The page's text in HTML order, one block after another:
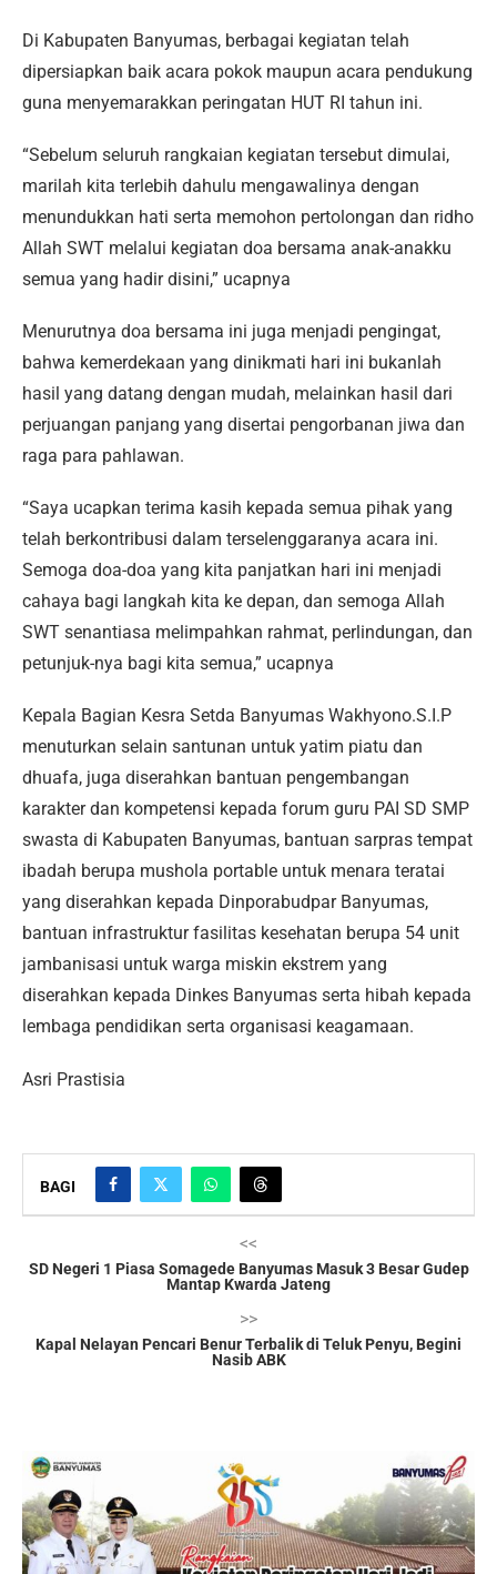
Di Kabupaten Banyumas, berbagai kegiatan telah
dipersiapkan baik acara pokok maupun acara pendukung
guna menyemarakkan peringatan HUT RI tahun ini.
“Sebelum seluruh rangkaian kegiatan tersebut dimulai,
marilah kita terlebih dahulu mengawalinya dengan
menundukkan hati serta memohon pertolongan dan ridho
Allah SWT melalui kegiatan doa bersama anak-anakku
semua yang hadir disini,” ucapnya
Menurutnya doa bersama ini juga menjadi pengingat,
bahwa kemerdekaan yang dinikmati hari ini bukanlah
hasil yang datang dengan mudah, melainkan hasil dari
perjuangan panjang yang disertai pengorbanan jiwa dan
raga para pahlawan.
“Saya ucapkan terima kasih kepada semua pihak yang
telah berkontribusi dalam terselenggaranya acara ini.
Semoga doa-doa yang kita panjatkan hari ini menjadi
cahaya bagi langkah kita ke depan, dan semoga Allah
SWT senantiasa melimpahkan rahmat, perlindungan, dan
petunjuk-nya bagi kita semua,” ucapnya
Kepala Bagian Kesra Setda Banyumas Wakhyono.S.I.P
menuturkan selain santunan untuk yatim piatu dan
dhuafa, juga diserahkan bantuan pengembangan
karakter dan kompetensi kepada forum guru PAI SD SMP
swasta di Kabupaten Banyumas, bantuan sarpras tempat
ibadah berupa mushola portable untuk menara teratai
yang diserahkan kepada Dinporabudpar Banyumas,
bantuan infrastruktur fasilitas kesehatan berupa 54 unit
jambanisasi untuk warga miskin ekstrem yang
diserahkan kepada Dinkes Banyumas serta hibah kepada
lembaga pendidikan serta organisasi keagamaan.
Asri Prastisia
BAGI
<<
SD Negeri 1 Piasa Somagede Banyumas Masuk 3 Besar Gudep
Mantap Kwarda Jateng
>>
Kapal Nelayan Pencari Benur Terbalik di Teluk Penyu, Begini
Nasib ABK